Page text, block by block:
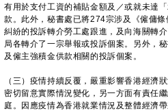
有用於支付工資的補貼金額及／或就未達
款。此外，秘書處已將274宗涉及《僱傭
糾紛的投訴轉介勞工處跟進，及向海關轉
局各轉介了一宗舉報或投訴個案。另外，
及僱主強積金供款相關的投訴個案。
（三）疫情持續反覆，嚴重影響香港經濟
密切留意實際情況變化，另一方面有責任
庭。因應疫情為香港就業情況及整體經濟